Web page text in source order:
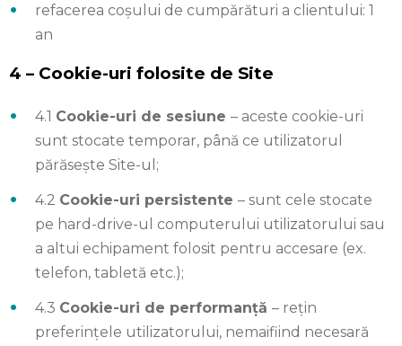
refacerea coșului de cumpărături a clientului: 1
an
4 – Cookie-uri folosite de Site
4.1 Cookie-uri de sesiune – aceste cookie-uri
sunt stocate temporar, până ce utilizatorul
părăsește Site-ul;
4.2 Cookie-uri persistente – sunt cele stocate
pe hard-drive-ul computerului utilizatorului sau
a altui echipament folosit pentru accesare (ex.
telefon, tabletă etc.);
4.3 Cookie-uri de performanță – rețin
preferințele utilizatorului, nemaifiind necesară